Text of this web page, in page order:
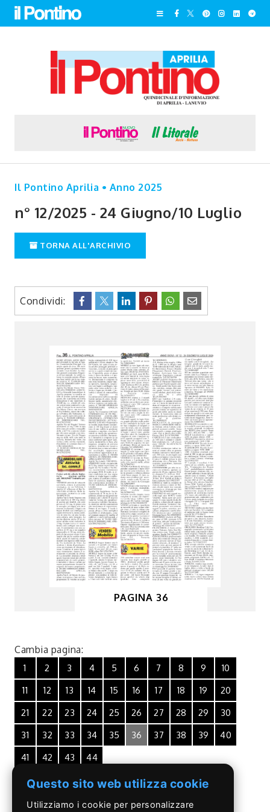
Il Pontino Aprilia • Anno 2025
n° 12/2025 - 24 Giugno/10 Luglio
TORNA ALL'ARCHIVIO
Condividi:
PAGINA 36
Cambia pagina:
1 2 3 4 5 6 7 8 9
10
11
12 13 14 15 16 17 18 19
20
21
22 23 24 25 26 27 28 29
30
31
32 33 34 35 36 37 38 39
40
41
42 43 44
Questo sito web utilizza cookie
Utilizziamo i cookie per personalizzare